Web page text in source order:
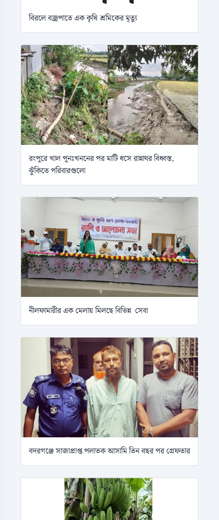
বিরলে বজ্রপাতে এক কৃষি শ্রমিকের মৃত্যু
রংপুরে খাল পুনঃখননের পর মাটি ধসে রান্নাঘর বিধ্বস্ত,
ঝুঁকিতে পরিবারগুলো
নীলফামারীর এক মেলায় মিলছে বিভিন্ন সেবা
বদরগঞ্জে সাজাপ্রাপ্ত পলাতক আসামি তিন বছর পর গ্রেফতার